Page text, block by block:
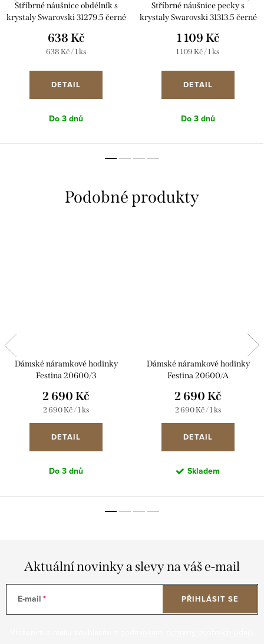
Stříbrné náušnice obdélník s
krystaly Swarovski 31279.5 černé
638 Kč
Měrná
638 Kč / 1 ks
DETAIL
Do 3 dnů
Stříbrné náušnice pecky s
krystaly Swarovski 31313.5 černé
1 109 Kč
Měrná
1 109 Kč / 1 ks
DETAIL
Do 3 dnů
Dámské náramkové hodinky
Festina 20600/3
2 690 Kč
Měrná
2 690 Kč / 1 ks
DETAIL
Do 3 dnů
Dámské náramkové hodinky
Festina 20600/A
2 690 Kč
Měrná
2 690 Kč / 1 ks
DETAIL
Skladem
Aktuální novinky a slevy na váš e-mail
E-mail PŘIHLÁSIT SE